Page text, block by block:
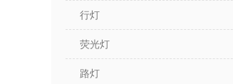
行灯
荧光灯
路灯